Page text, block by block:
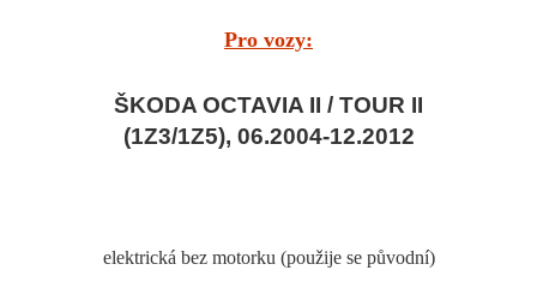
Pro vozy:
ŠKODA OCTAVIA II / TOUR II
(1Z3/1Z5), 06.2004-12.2012
elektrická bez motorku (použije se původní)